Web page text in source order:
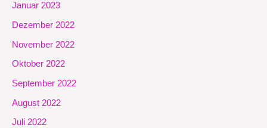
Januar 2023
Dezember 2022
November 2022
Oktober 2022
September 2022
August 2022
Juli 2022